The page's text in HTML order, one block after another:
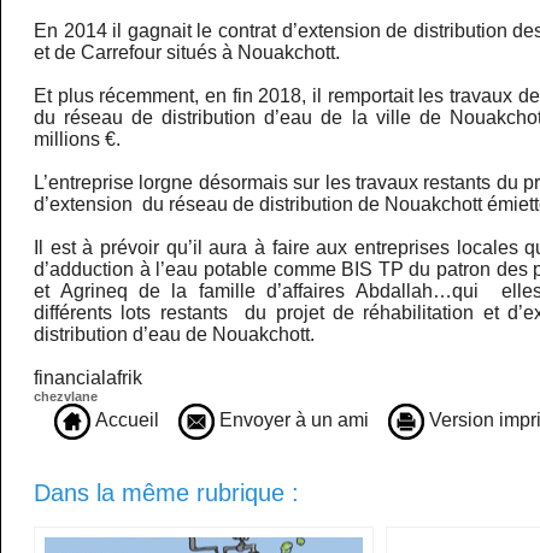
En 2014 il gagnait le contrat d’extension de distribution
et de Carrefour situés à Nouakchott.
Et plus récemment, en fin 2018, il remportait les travaux
du réseau de distribution d’eau de la ville de
millions €.
L’entreprise lorgne désormais sur les travaux restants du
d’extension du réseau de distribution de Nouakchott
Il est à prévoir qu’il aura à faire aux entreprises locales
d’adduction à l’eau potable comme BIS TP du patron des
et Agrineq de la famille d’affaires Abdallah…qui
différents lots restants du projet de réhabilitation et
distribution d’eau de Nouakchott.
financialafrik
chezvlane
Accueil Envoyer à un ami Version
Dans la même rubrique :